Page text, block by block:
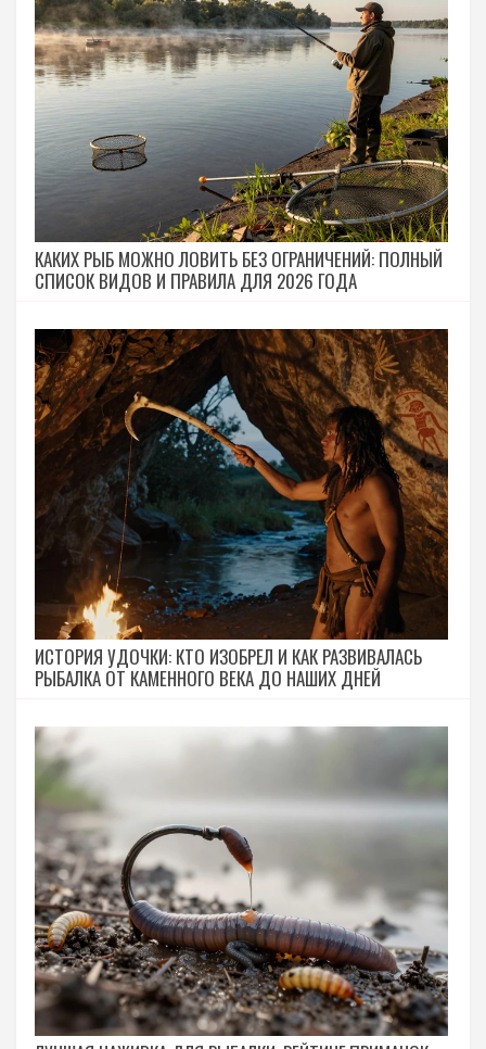
КАКИХ РЫБ МОЖНО ЛОВИТЬ БЕЗ ОГРАНИЧЕНИЙ: ПОЛНЫЙ
СПИСОК ВИДОВ И ПРАВИЛА ДЛЯ 2026 ГОДА
ИСТОРИЯ УДОЧКИ: КТО ИЗОБРЕЛ И КАК РАЗВИВАЛАСЬ
РЫБАЛКА ОТ КАМЕННОГО ВЕКА ДО НАШИХ ДНЕЙ